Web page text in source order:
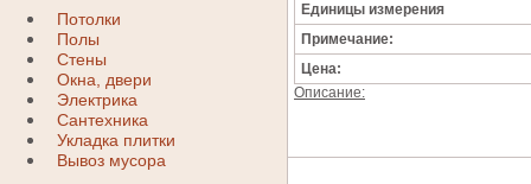
Потолки
Полы
Стены
Окна, двери
Электрика
Сантехника
Укладка плитки
Вывоз мусора
Единицы измерения
Примечание:
Цена:
Описание: